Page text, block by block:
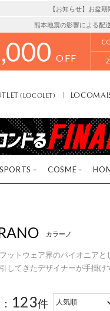
【お知らせ】お盆
熊本地震の影響による配
OFF
(LOCOLET)
SPORTS COSME
カラーノ
ットウェア界のパイオニア
してきたデザイナーが手掛
123件